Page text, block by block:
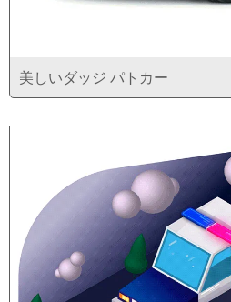
美しいダッジ パトカー